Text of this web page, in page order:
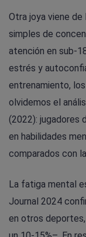
Otra joya viene de
simples de
atención en sub-
estrés y
entrenamiento,
olvidemos el
(2022): jugadores
en habilidades
comparados con
La fatiga mental
Journal 2024
en otros